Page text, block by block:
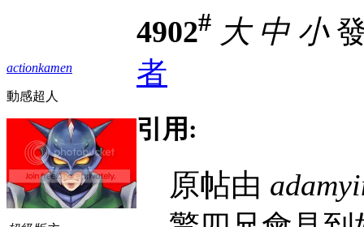
actionkamen
動感超人
4902# 大 中 小
者
引用:
原帖由